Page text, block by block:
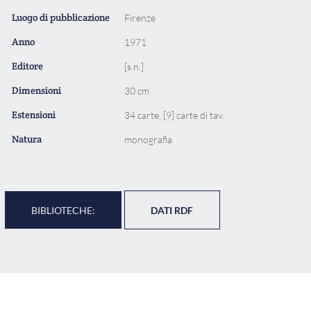
Luogo di pubblicazione Firenze
Anno 1971
Editore [s.n.]
Dimensioni 30 cm
Estensioni 34 carte, [9] carte di tav.
Natura monografia
BIBLIOTECHE: DATI RDF